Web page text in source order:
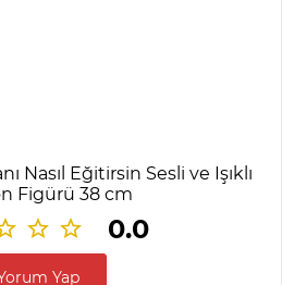
Nasıl Eğitirsin Sesli ve Işıklı
Figürü 38 cm
0.0
Yap